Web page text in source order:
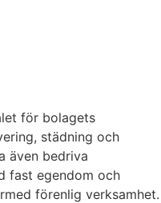
för bolagets
städning och
även bedriva
fast egendom och
förenlig verksamhet.